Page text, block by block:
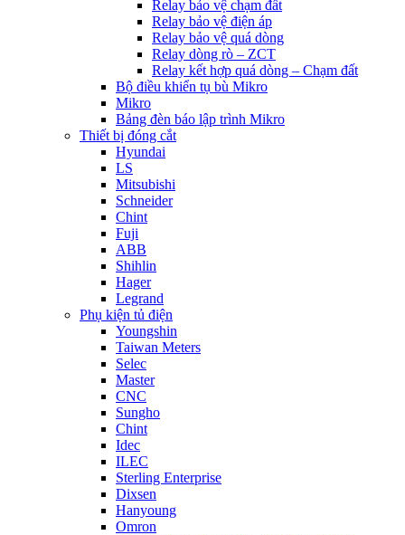
Relay bảo vệ chạm đất
Relay bảo vệ điện áp
Relay bảo vệ quá dòng
Relay dòng rò – ZCT
Relay kết hợp quá dòng – Chạm đất
Bộ điều khiển tụ bù Mikro
Mikro
Bảng đèn báo lập trình Mikro
Thiết bị đóng cắt
Hyundai
LS
Mitsubishi
Schneider
Chint
Fuji
ABB
Shihlin
Hager
Legrand
Phụ kiện tủ điện
Youngshin
Taiwan Meters
Selec
Master
CNC
Sungho
Chint
Idec
ILEC
Sterling Enterprise
Dixsen
Hanyoung
Omron